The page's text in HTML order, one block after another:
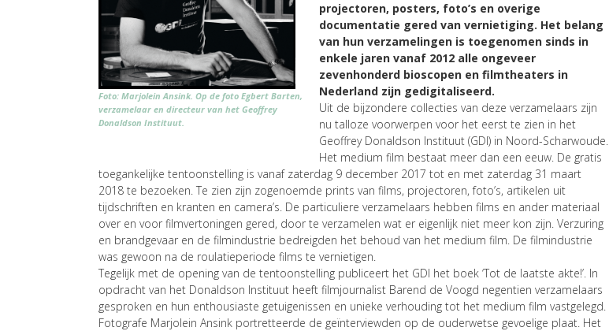
Foto: Marjolein Ansink. Op de foto Egbert Barten,
verzamelaar en directeur van het Geoffrey
Donaldson Instituut.
projectoren, posters, foto’s en overige
documentatie gered van vernietiging. Het belang
van hun verzamelingen is toegenomen sinds in
enkele jaren vanaf 2012 alle ongeveer
zevenhonderd bioscopen en filmtheaters in
Nederland zijn gedigitaliseerd.
Uit de bijzondere collecties van deze verzamelaars zijn
nu talloze voorwerpen voor het eerst te zien in het
Geoffrey Donaldson Instituut (GDI) in Noord-Scharwoude.
Het medium film bestaat meer dan een eeuw. De gratis
toegankelijke tentoonstelling is vanaf zaterdag 9 december 2017 tot en met zaterdag 31 maart
2018 te bezoeken. Te zien zijn zogenoemde prints van films, projectoren, foto’s, artikelen uit
tijdschriften en kranten en camera’s. De particuliere verzamelaars hebben films en ander materiaal
over en voor filmvertoningen gered, door te verzamelen wat er eigenlijk niet meer kon zijn. Verzuring
en brandgevaar en de filmindustrie bedreigden het behoud van het medium film. De filmindustrie
was gewoon na de roulatieperiode films te vernietigen.
Tegelijk met de opening van de tentoonstelling publiceert het GDI het boek ‘Tot de laatste akte!’. In
opdracht van het Donaldson Instituut heeft filmjournalist Barend de Voogd negentien verzamelaars
gesproken en hun enthousiaste getuigenissen en unieke verhouding tot het medium film vastgelegd.
Fotografe Marjolein Ansink portretteerde de geïnterviewden op de ouderwetse gevoelige plaat. Het